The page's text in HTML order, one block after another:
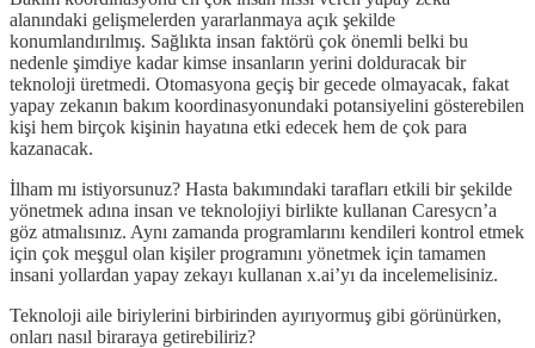
alanındaki gelişmelerden yararlanmaya açık şekilde
konumlandırılmış. Sağlıkta insan faktörü çok önemli belki bu
nedenle şimdiye kadar kimse insanların yerini dolduracak bir
teknoloji üretmedi. Otomasyona geçiş bir gecede olmayacak, fakat
yapay zekanın bakım koordinasyonundaki potansiyelini gösterebilen
kişi hem birçok kişinin hayatına etki edecek hem de çok para
kazanacak.
İlham mı istiyorsunuz? Hasta bakımındaki tarafları etkili bir şekilde
yönetmek adına insan ve teknolojiyi birlikte kullanan Caresycn’a
göz atmalısınız. Aynı zamanda programlarını kendileri kontrol etmek
için çok meşgul olan kişiler programını yönetmek için tamamen
insani yollardan yapay zekayı kullanan x.ai’yı da incelemelisiniz.
Teknoloji aile biriylerini birbirinden ayırıyormuş gibi görünürken,
onları nasıl biraraya getirebiliriz?